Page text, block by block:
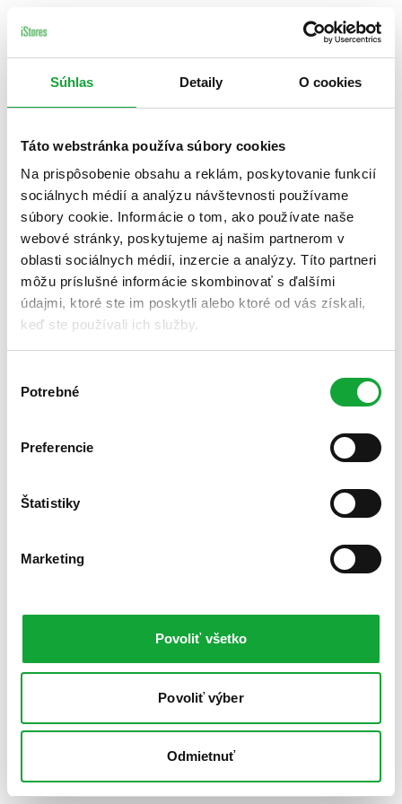
Súhlas Detaily O cookies
Táto webstránka používa súbory cookies
Na prispôsobenie obsahu a reklám, poskytovanie funkcií
sociálnych médií a analýzu návštevnosti používame
súbory cookie. Informácie o tom, ako používate naše
webové stránky, poskytujeme aj našim partnerom v
oblasti sociálnych médií, inzercie a analýzy. Títo partneri
môžu príslušné informácie skombinovať s ďalšími
údajmi, ktoré ste im poskytli alebo ktoré od vás získali,
keď ste používali ich služby.
súhlasu
Potrebné
Preferencie
Štatistiky
Marketing
Povoliť všetko
Povoliť výber
Odmietnuť